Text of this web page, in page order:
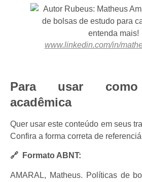
www.linkedin.com/in/
Para usar como
acadêmica
Quer usar este conteúdo em seus
Confira a forma correta de
🔗 Formato ABNT:
AMARAL, Matheus. Políticas de